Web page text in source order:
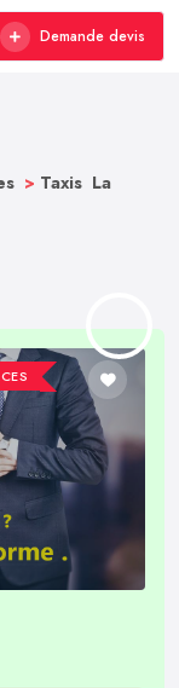
Demande devis
> Taxis La